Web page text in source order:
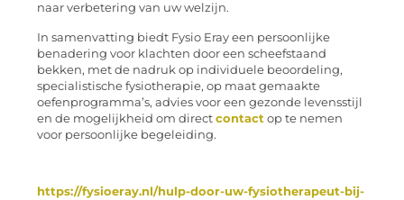
naar verbetering van uw welzijn.
In samenvatting biedt Fysio Eray een persoonlijke
benadering voor klachten door een scheefstaand
bekken, met de nadruk op individuele beoordeling,
specialistische fysiotherapie, op maat gemaakte
oefenprogramma’s, advies voor een gezonde levensstijl
en de mogelijkheid om direct contact op te nemen
voor persoonlijke begeleiding.
https://fysioeray.nl/hulp-door-uw-fysiotherapeut-bij-